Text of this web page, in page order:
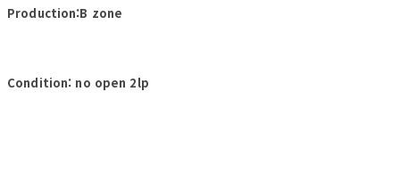
Production:B zone
Condition: no open 2lp